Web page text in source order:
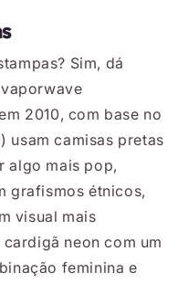
Sim, dá
2010, com base no
usam camisas pretas
algo mais pop,
grafismos étnicos,
visual mais
neon com um
feminina e